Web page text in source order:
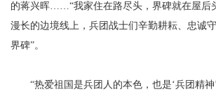
的蒋兴晖……“我家住在路尽头，界碑就在屋后
漫长的边境线上，兵团战士们辛勤耕耘、忠诚
界碑”。
“热爱祖国是兵团人的本色，也是‘兵团精神